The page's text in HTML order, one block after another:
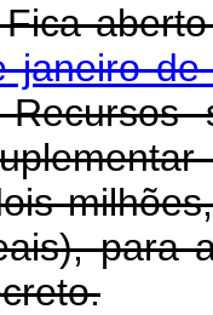
Fica
janeiro de
para